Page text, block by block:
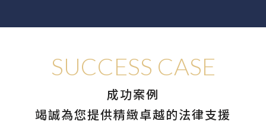
SUCCESS CASE
成功案例
竭誠為您提供精緻卓越的法律支援